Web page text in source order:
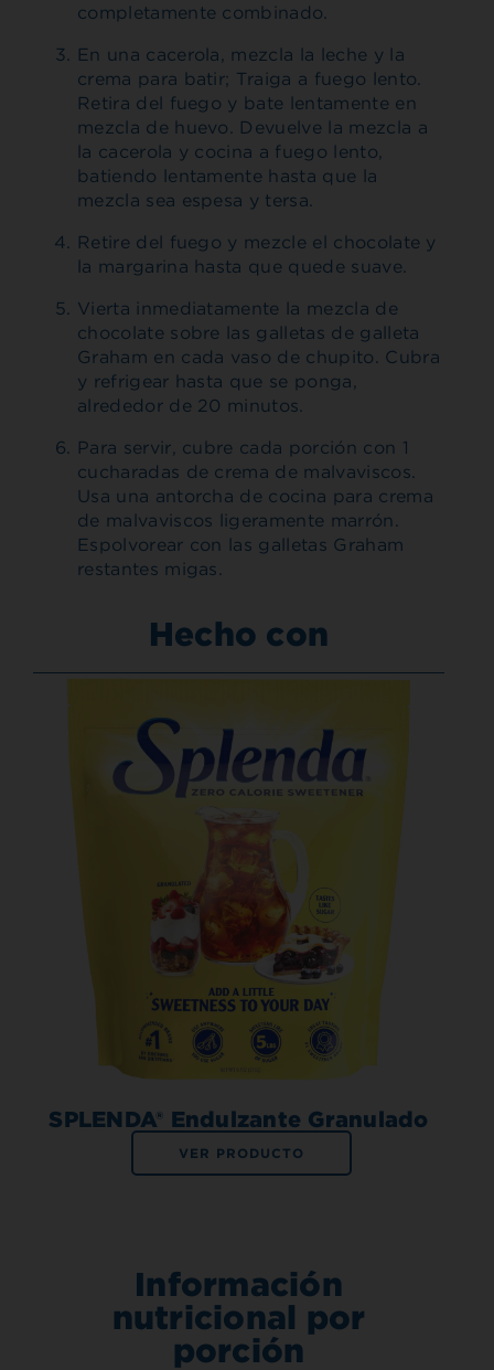
completamente combinado.
En una cacerola, mezcla la leche y la
crema para batir; Traiga a fuego lento.
Retira del fuego y bate lentamente en
mezcla de huevo. Devuelve la mezcla a
la cacerola y cocina a fuego lento,
batiendo lentamente hasta que la
mezcla sea espesa y tersa.
Retire del fuego y mezcle el chocolate y
la margarina hasta que quede suave.
Vierta inmediatamente la mezcla de
chocolate sobre las galletas de galleta
Graham en cada vaso de chupito. Cubra
y refrigear hasta que se ponga,
alrededor de 20 minutos.
Para servir, cubre cada porción con 1
cucharadas de crema de malvaviscos.
Usa una antorcha de cocina para crema
de malvaviscos ligeramente marrón.
Espolvorear con las galletas Graham
restantes migas.
Hecho con
SPLENDA® Endulzante Granulado
VER PRODUCTO
Información
nutricional por
porción